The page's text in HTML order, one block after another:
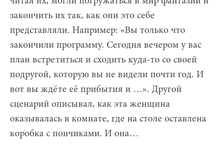
закончить их так, как они это себе
представляли. Например: «Вы только что
закончили программу. Сегодня вечером у вас
план встретиться и сходить куда-то со своей
подругой, которую вы не видели почти год. И
вот вы ждёте её прибытия и …». Другой
сценарий описывал, как эта женщина
оказывалась в комнате, где на столе оставлена
коробка с пончиками. И она…